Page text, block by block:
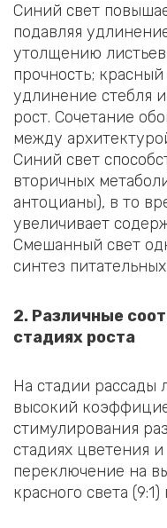
Синий свет
подавляя
утолщению
прочность;
удлинение стебля
рост. Сочетание
между
Синий свет
вторичных
антоцианы), в то
увеличивает
Смешанный свет
синтез
2. Различные
стадиях роста
На стадии рассады
высокий
стимулирования
стадиях цветения
переключение на
красного света